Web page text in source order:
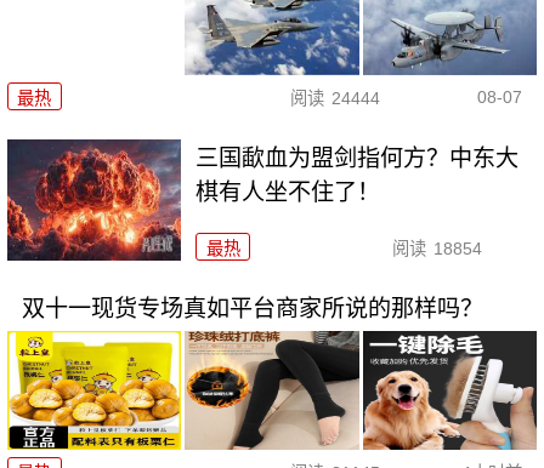
最热 阅读 24444 08-07
三国歃血为盟剑指何方？中东大
棋有人坐不住了！
最热 阅读 18854
双十一现货专场真如平台商家所说的那样吗？